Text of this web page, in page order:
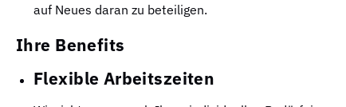
auf Neues daran zu beteiligen.
Ihre Benefits
Flexible Arbeitszeiten